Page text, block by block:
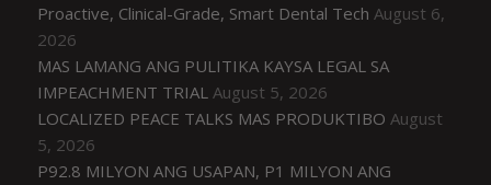
Proactive, Clinical-Grade, Smart Dental Tech August 6,
2026
MAS LAMANG ANG PULITIKA KAYSA LEGAL SA
IMPEACHMENT TRIAL August 5, 2026
LOCALIZED PEACE TALKS MAS PRODUKTIBO August
5, 2026
P92.8 MILYON ANG USAPAN, P1 MILYON ANG